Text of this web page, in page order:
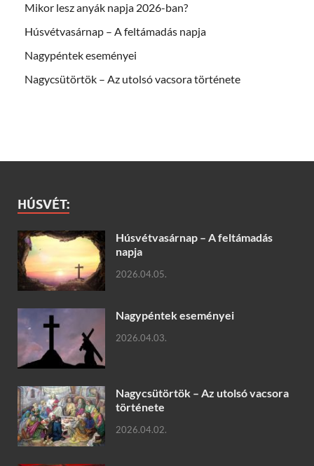
Mikor lesz anyák napja 2026-ban?
Húsvétvasárnap – A feltámadás napja
Nagypéntek eseményei
Nagycsütörtök – Az utolsó vacsora története
HÚSVÉT:
Húsvétvasárnap – A feltámadás
napja
2026.04.05.
Nagypéntek eseményei
2026.04.03.
Nagycsütörtök – Az utolsó vacsora
története
2026.04.02.